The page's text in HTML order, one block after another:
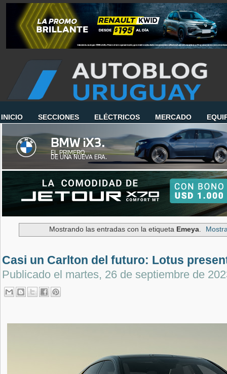
INICIO SECCIONES ELÉCTRICOS MERCADO
Mostrando las entradas con la etiqueta Emeya.
Casi un Carlton del futuro: Lotus
Publicado el martes, 26 de septiembre de